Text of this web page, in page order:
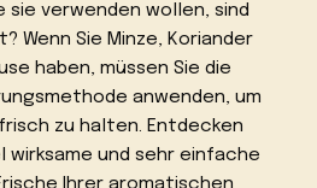
sie verwenden wollen, sind
Wenn Sie Minze, Koriander
haben, müssen Sie die
anwenden, um
zu halten. Entdecken
wirksame und sehr einfache